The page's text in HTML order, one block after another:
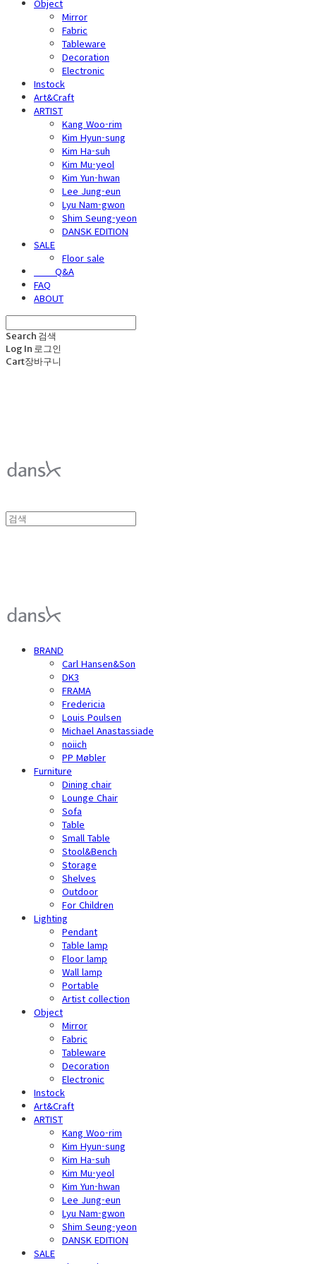
Object
Mirror
Fabric
Tableware
Decoration
Electronic
Instock
Art&Craft
ARTIST
Kang Woo-rim
Kim Hyun-sung
Kim Ha-suh
Kim Mu-yeol
Kim Yun-hwan
Lee Jung-eun
Lyu Nam-gwon
Shim Seung-yeon
DANSK EDITION
SALE
Floor sale
⠀⠀⠀Q&A
FAQ
ABOUT
Search 검색
Log In 로그인
Cart장바구니
BRAND
Carl Hansen&Son
DK3
FRAMA
Fredericia
Louis Poulsen
Michael Anastassiade
noiich
PP Møbler
Furniture
Dining chair
Lounge Chair
Sofa
Table
Small Table
Stool&Bench
Storage
Shelves
Outdoor
For Children
Lighting
Pendant
Table lamp
Floor lamp
Wall lamp
Portable
Artist collection
Object
Mirror
Fabric
Tableware
Decoration
Electronic
Instock
Art&Craft
ARTIST
Kang Woo-rim
Kim Hyun-sung
Kim Ha-suh
Kim Mu-yeol
Kim Yun-hwan
Lee Jung-eun
Lyu Nam-gwon
Shim Seung-yeon
DANSK EDITION
SALE